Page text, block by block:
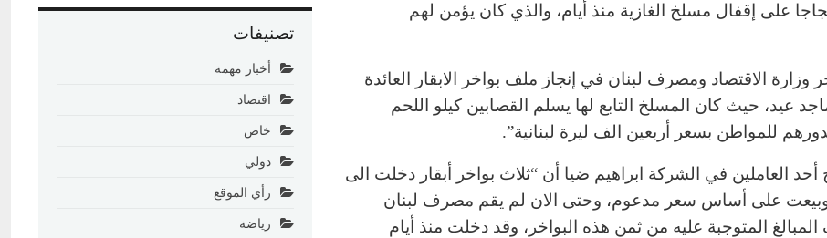
على إقفال مسلخ الغازية منذ أيام، والذي كان يؤمن لهم
الاقتصاد ومصرف لبنان في إنجاز ملف بواخر الابقار العائدة
عيد، حيث كان المسلخ التابع لها يسلم القصابين كيلو اللحم
العاملين في الشركة ابراهيم ضيا أن “ثلاث بواخر أبقار دخلت الى
وبيعت على أساس سعر مدعوم، وحتى الان لم يقم مصرف لبنان
المتوجبة عليه من ثمن هذه البواخر، وقد دخلت منذ أيام
تصنيفات
أخبار مهمة
اقتصاد
خاص
دولي
رأي الموقع
رياضة